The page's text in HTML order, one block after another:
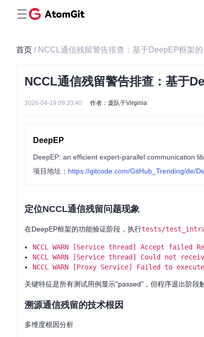
首页 / NCCL通信残留警告排查：基于DeepEP框架
NCCL通信残留警告排查：基于
2026-04-19 09:20:40 作者：庞队千Virginia
DeepEP
DeepEP: an efficient expert-parallel communication
项目地址： https://gitcode.com/GitHub_Trending/de/
定位NCCL通信残留问题现象
在DeepEP框架的功能验证阶段，执行tests/
NCCL WARN [Service thread] Accept failed
NCCL WARN [Service thread] Could not
NCCL WARN [Proxy Service] Failed to
关键特征是所有测试用例显示"passed"，但程序退出阶段
溯源通信残留的技术根因
多维度根因分析